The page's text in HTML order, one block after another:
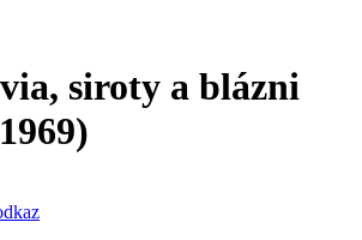
siroty a blázni